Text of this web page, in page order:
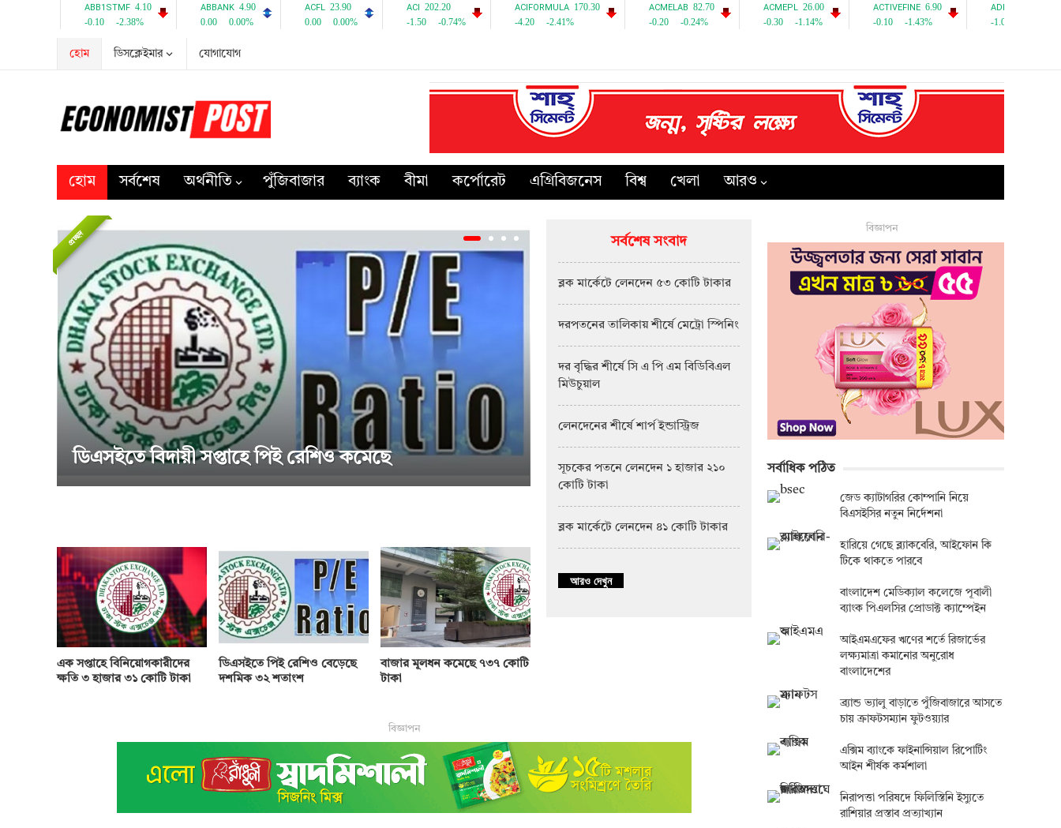
হোম ডিসক্লেইমার যোগাযোগ
হোম সর্বশেষ অর্থনীতি পুঁজিবাজার ব্যাংক বীমা কর্পোরেট এগ্রিবিজনেস বিশ্ব খেলা আরও
সাপ্তাহিক দরপতনের শীর্ষে তুং হাই নিটিং
এক সপ্তাহে বিনিয়োগকারীদের
ক্ষতি ৩ হাজার ৩১ কোটি টাকা
ডিএসইতে পিই রেশিও বেড়েছে
দশমিক ৩২ শতাংশ
বাজার মূলধন কমেছে ৭৩৭ কোটি
টাকা
প্রচ্ছদ সর্বশেষ সংবাদ
ব্লক মার্কেটে লেনদেন ৫৩ কোটি টাকার
দরপতনের তালিকায় শীর্ষে মেট্রো স্পিনিং
দর বৃদ্ধির শীর্ষে সি এ পি এম বিডিবিএল
মিউচুয়াল
লেনদেনের শীর্ষে শার্প ইন্ডাস্ট্রিজ
সূচকের পতনে লেনদেন ১ হাজার ২১০
কোটি টাকা
ব্লক মার্কেটে লেনদেন ৪১ কোটি টাকার
আরও দেখুন
বিজ্ঞাপন
বিজ্ঞাপন
সর্বাধিক পঠিত
জেড ক্যাটাগরির কোম্পানি নিয়ে
বিএসইসির নতুন নির্দেশনা
হারিয়ে গেছে ব্ল্যাকবেরি, আইফোন কি
টিকে থাকতে পারবে
বাংলাদেশ মেডিক্যাল কলেজে পূবালী
ব্যাংক পিএলসির প্রোডাক্ট ক্যাম্পেইন
আইএমএফের ঋণের শর্তে রিজার্ভের
লক্ষ্যমাত্রা কমানোর অনুরোধ
বাংলাদেশের
ব্র্যান্ড ভ্যালু বাড়াতে পুঁজিবাজারে আসতে
চায় ক্রাফটসম্যান ফুটওয়্যার
এক্সিম ব্যাংকে ফাইনান্সিয়াল রিপোর্টিং
আইন শীর্ষক কর্মশালা
নিরাপত্তা পরিষদে ফিলিস্তিনি ইস্যুতে
রাশিয়ার প্রস্তাব প্রত্যাখ্যান